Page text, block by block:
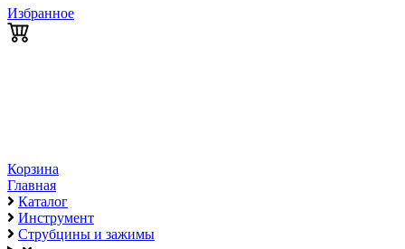
Избранное
Корзина
Главная
Каталог
Инструмент
Струбцины и зажимы